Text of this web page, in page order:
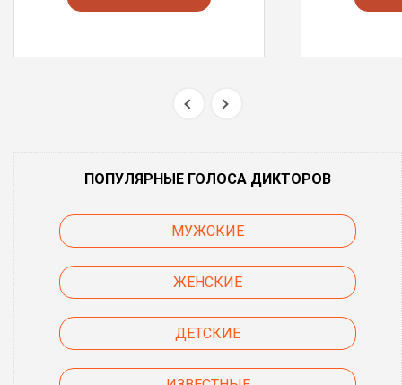
ПОПУЛЯРНЫЕ ГОЛОСА ДИКТОРОВ
МУЖСКИЕ
ЖЕНСКИЕ
ДЕТСКИЕ